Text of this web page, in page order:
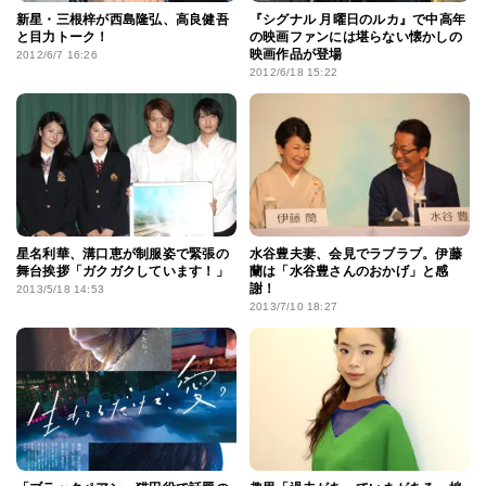
新星・三根梓が西島隆弘、高良健吾
と目力トーク！
2012/6/7 16:26
『シグナル 月曜日のルカ』で中高年
の映画ファンには堪らない懐かしの
映画作品が登場
2012/6/18 15:22
星名利華、溝口恵が制服姿で緊張の
舞台挨拶「ガクガクしています！」
2013/5/18 14:53
水谷豊夫妻、会見でラブラブ。伊藤
蘭は「水谷豊さんのおかげ」と感
謝！
2013/7/10 18:27